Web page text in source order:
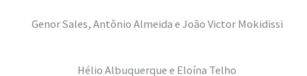
Genor Sales, Antônio Almeida e João Victor Mokidissi
Hélio Albuquerque e Eloína Telho